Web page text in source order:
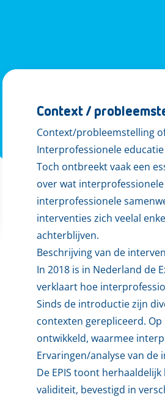
Context /
Context/probleemstelling
Interprofessionele
Toch ontbreekt vaak een
over wat
interprofessionele
interventies zich veelal
achterblijven.
Beschrijving van de
In 2018 is in Nederland de
verklaart hoe
Sinds de introductie zijn
contexten gerepliceerd. Op
ontwikkeld, waarmee
Ervaringen/analyse van de
De EPIS toont
validiteit, bevestigd in